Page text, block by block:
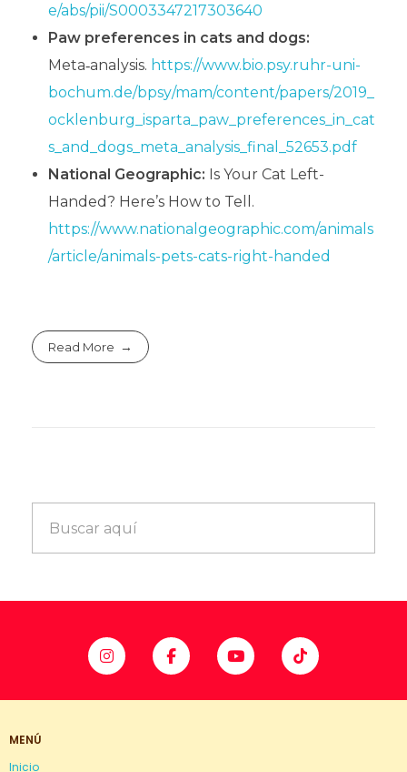
e/abs/pii/S0003347217303640
Paw preferences in cats and dogs:
Meta‑analysis. https://www.bio.psy.ruhr-uni-
bochum.de/bpsy/mam/content/papers/2019_
ocklenburg_isparta_paw_preferences_in_cat
s_and_dogs_meta_analysis_final_52653.pdf
National Geographic: Is Your Cat Left-
Handed? Here’s How to Tell.
https://www.nationalgeographic.com/animals
/article/animals-pets-cats-right-handed
Read More
MENÚ
Inicio